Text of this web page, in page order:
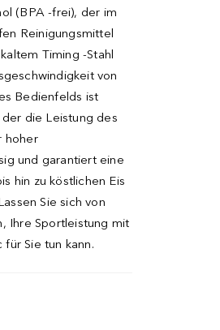
(BPA -frei), der im
Reinigungsmittel
Timing -Stahl
von
Bedienfelds ist
die Leistung des
hoher
und garantiert eine
hin zu köstlichen Eis
Sie sich von
Ihre Sportleistung mit
Sie tun kann.